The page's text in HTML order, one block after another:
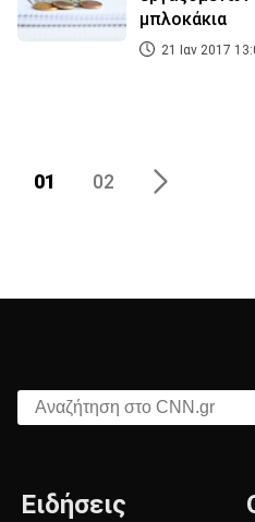
μπλοκάκια
21 Ιαν 2017
01 02
Αναζήτηση στο CNN.gr
Ειδήσεις